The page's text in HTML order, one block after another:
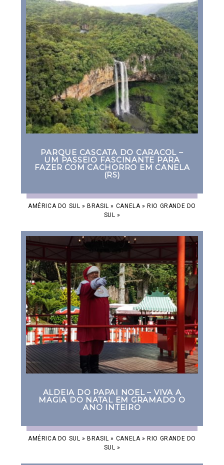
PARQUE CASCATA DO CARACOL –
UM PASSEIO FASCINANTE PARA
FAZER COM CACHORRO EM CANELA
(RS)
AMÉRICA DO SUL » BRASIL » CANELA» RIO GRANDE DO
SUL »
ALDEIA DO PAPAI NOEL – VIVA A
MAGIA DO NATAL EM GRAMADO O
ANO INTEIRO
AMÉRICA DO SUL » BRASIL » CANELA» RIO GRANDE DO
SUL »